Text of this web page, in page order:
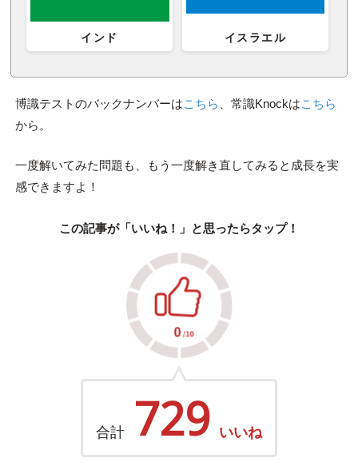
インド イスラエル
博識テストのバックナンバーはこちら 、常識Knockはこちら
から。
一度解いてみた問題も、もう一度解き直してみると成長を実
感できますよ！
この記事が「いいね！」と思ったらタップ！
合計 729 いいね